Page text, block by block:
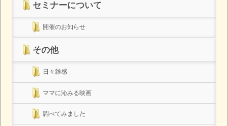
セミナーについて
開催のお知らせ
その他
日々雑感
ママに沁みる映画
調べてみました